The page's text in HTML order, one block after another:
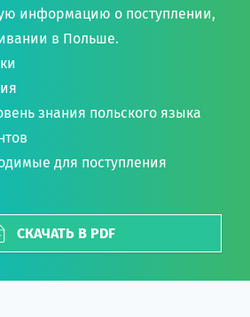
информацию о поступлении,
в Польше.
знания польского языка
для поступления
СКАЧАТЬ В PDF